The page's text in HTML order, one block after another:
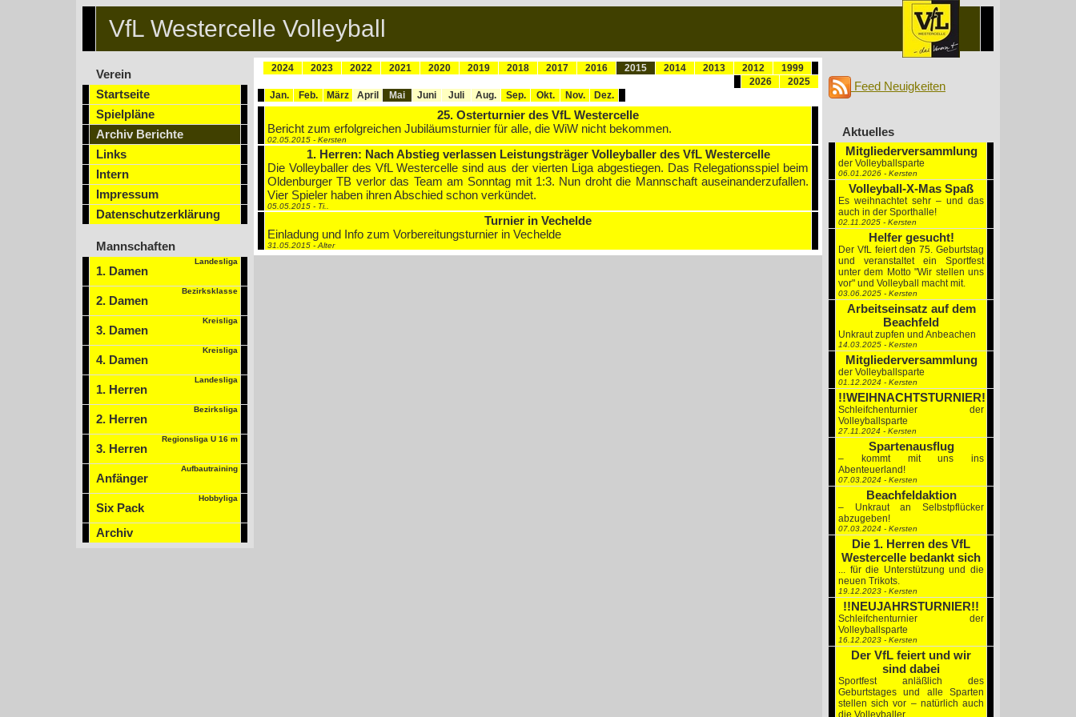
VfL Westercelle Volleyball
Verein
Startseite
Spielpläne
Archiv Berichte
Links
Intern
Impressum
Datenschutzerklärung
Mannschaften
Landesliga
1. Damen
Bezirksklasse
2. Damen
Kreisliga
3. Damen
Kreisliga
4. Damen
Landesliga
1. Herren
Bezirksliga
2. Herren
Regionsliga U 16 m
3. Herren
Aufbautraining
Anfänger
Hobbyliga
Six Pack
Archiv
1999
2012
2013
2014
2015
2016
2017
2018
2019
2020
2021
2022
2023
2024
2025
2026
Jan.
Feb. März April Mai Juni Juli Aug. Sep. Okt. Nov. Dez.
25. Osterturnier des VfL Westercelle
Bericht zum erfolgreichen Jubiläumsturnier für alle, die WiW nicht bekommen.
02.05.2015 - Kersten
1. Herren: Nach Abstieg verlassen Leistungsträger Volleyballer des VfL Westercelle
Die Volleyballer des VfL Westercelle sind aus der vierten Liga abgestiegen. Das Relegationsspiel beim
Oldenburger TB verlor das Team am Sonntag mit 1:3. Nun droht die Mannschaft auseinanderzufallen.
Vier Spieler haben ihren Abschied schon verkündet.
05.05.2015 - Ti..
Turnier in Vechelde
Einladung und Info zum Vorbereitungsturnier in Vechelde
31.05.2015 - Alter
Feed Neuigkeiten
Aktuelles
Mitgliederversammlung
der Volleyballsparte
06.01.2026 - Kersten
Volleyball-X-Mas Spaß
Es weihnachtet sehr – und das
auch in der Sporthalle!
02.11.2025 - Kersten
Helfer gesucht!
Der VfL feiert den 75. Geburtstag
und veranstaltet ein Sportfest
unter dem Motto "Wir stellen uns
vor" und Volleyball macht mit.
03.06.2025 - Kersten
Arbeitseinsatz auf dem
Beachfeld
Unkraut zupfen und Anbeachen
14.03.2025 - Kersten
Mitgliederversammlung
der Volleyballsparte
01.12.2024 - Kersten
!!WEIHNACHTSTURNIER!!
Schleifchenturnier der
Volleyballsparte
27.11.2024 - Kersten
Spartenausflug
– kommt mit uns ins
Abenteuerland!
07.03.2024 - Kersten
Beachfeldaktion
– Unkraut an Selbstpflücker
abzugeben!
07.03.2024 - Kersten
Die 1. Herren des VfL
Westercelle bedankt sich
... für die Unterstützung und die
neuen Trikots.
19.12.2023 - Kersten
!!NEUJAHRSTURNIER!!
Schleifchenturnier der
Volleyballsparte
16.12.2023 - Kersten
Der VfL feiert und wir
sind dabei
Sportfest anläßlich des
Geburtstages und alle Sparten
stellen sich vor – natürlich auch
die Volleyballer